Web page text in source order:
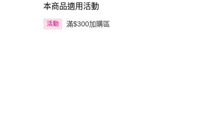
本商品適用活動
活動 滿$300加購區